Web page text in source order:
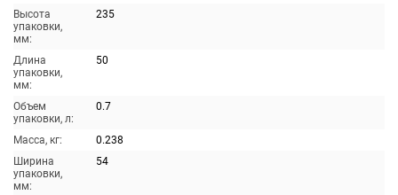
Высота
упаковки,
мм:
235
Длина
упаковки,
мм:
50
Объем
упаковки, л:
0.7
Масса, кг:
0.238
Ширина
упаковки,
мм:
54